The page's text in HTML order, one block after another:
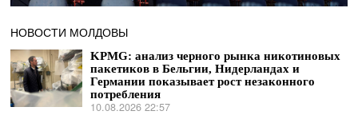
НОВОСТИ МОЛДОВЫ
KPMG: анализ черного рынка никотиновых
пакетиков в Бельгии, Нидерландах и
Германии показывает рост незаконного
потребления
10.08.2026 22:57